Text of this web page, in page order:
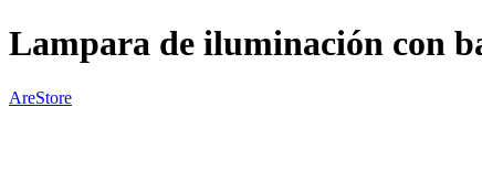
Lampara de iluminación con
AreStore